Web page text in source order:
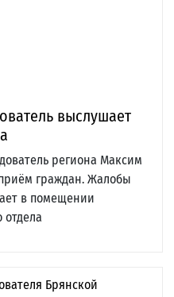
выслушает
региона Максим
граждан. Жалобы
в помещении
отдела